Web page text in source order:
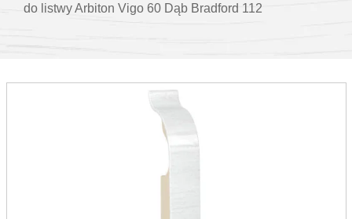
do listwy Arbiton Vigo 60 Dąb Bradford 112